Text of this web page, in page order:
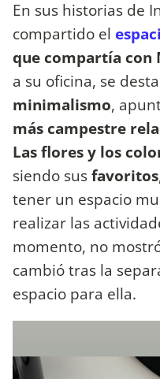
En sus historias de
compartido el
que compartía con
a su oficina, se
minimalismo,
más campestre
Las flores y los
siendo susfavoritos
tener un espacio
realizar las
momento, no
cambió tras la
espacio para ella.